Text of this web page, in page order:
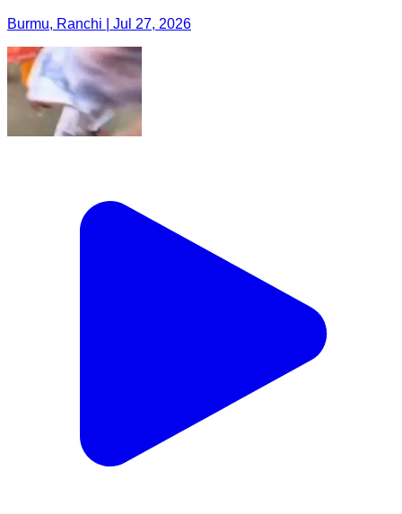
Burmu, Ranchi | Jul 27, 2026